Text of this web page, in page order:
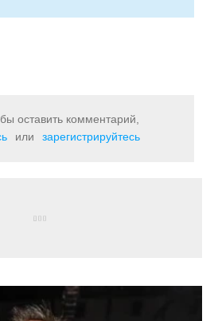
оставить комментарий,
или зарегистрируйтесь